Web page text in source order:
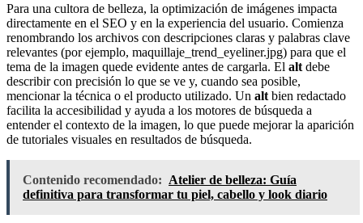
Para una cultora de belleza, la optimización de imágenes impacta
directamente en el SEO y en la experiencia del usuario. Comienza
renombrando los archivos con descripciones claras y palabras clave
relevantes (por ejemplo, maquillaje_trend_eyeliner.jpg) para que el
tema de la imagen quede evidente antes de cargarla. El alt debe
describir con precisión lo que se ve y, cuando sea posible,
mencionar la técnica o el producto utilizado. Un alt bien redactado
facilita la accesibilidad y ayuda a los motores de búsqueda a
entender el contexto de la imagen, lo que puede mejorar la aparición
de tutoriales visuales en resultados de búsqueda.
Contenido recomendado: Atelier de belleza: Guía
definitiva para transformar tu piel, cabello y look diario